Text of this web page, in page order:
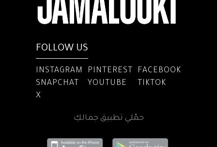
FOLLOW US
INSTAGRAM PINTEREST
FACEBOOK
SNAPCHAT
YOUTUBE
TIKTOK
X
حمّلي تطبيق جمالكِ